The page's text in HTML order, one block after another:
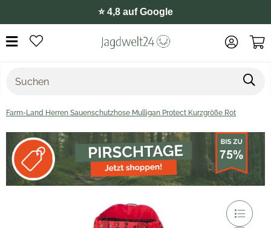
⭐️ 4,8 auf Google
Farm-Land Herren Sauenschutzhose Mulligan Protect Kurzgröße Rot